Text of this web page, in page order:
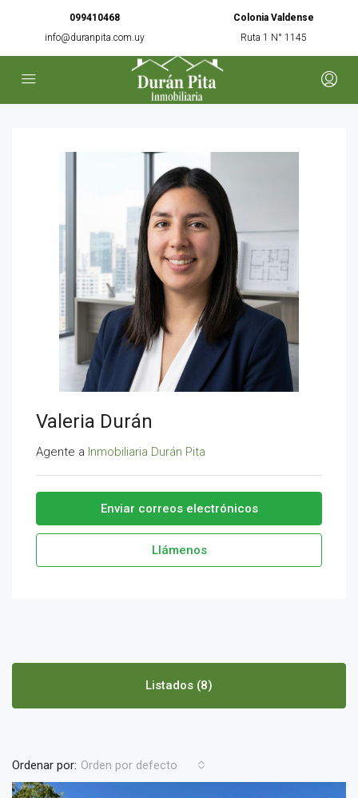
099410468
info@duranpita.com.uy
Colonia Valdense
Ruta 1 N° 1145
Valeria Durán
Agente a Inmobiliaria Durán Pita
Enviar correos electrónicos
Llámenos
Listados (8)
Ordenar por: Orden por defecto